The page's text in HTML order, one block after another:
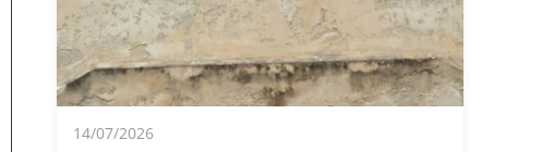
14/07/2026